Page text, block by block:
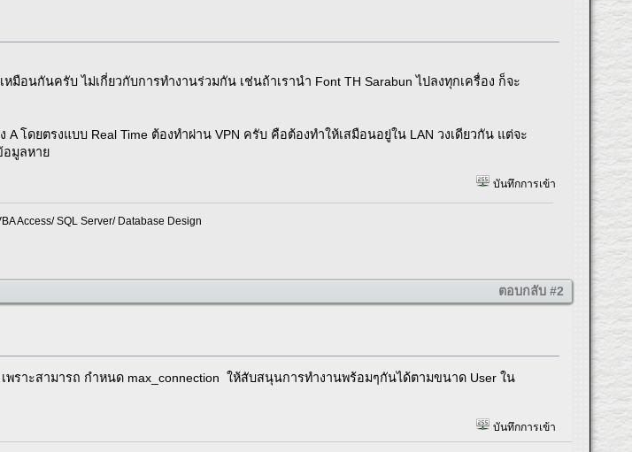
มือนกันครับ ไม่เกี่ยวกับการทำงานร่วมกัน เช่นถ้าเรานำ Font TH Sarabun ไปลงทุกเครื่อง ก็จะ
โดยตรงแบบ Real Time ต้องทำผ่าน VPN ครับ คือต้องทำให้เสมือนอยู่ใน LAN วงเดียวกัน แต่จะ
อมูลหาย
บันทึกการเข้า
Access/ SQL Server/ Database Design
ตอบกลับ #2
พราะสามารถ กำหนด max_connection ให้สับสนุนการทำงานพร้อมๆกันได้ตามขนาด User ใน
บันทึกการเข้า